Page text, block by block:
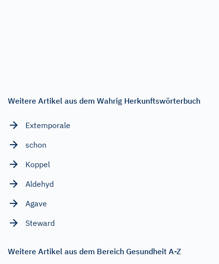
Weitere Artikel aus dem Wahrig Herkunftswörterbuch
Extemporale
schon
Koppel
Aldehyd
Agave
Steward
Weitere Artikel aus dem Bereich Gesundheit A-Z